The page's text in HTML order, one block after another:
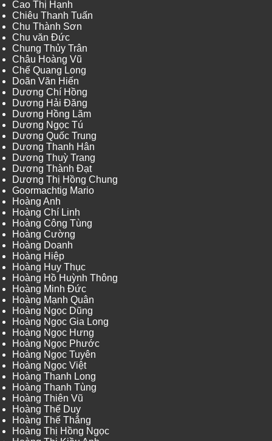
Cao Thị Hạnh
Chiêu Thanh Tuấn
Chu Thành Sơn
Chu văn Đức
Chung Thủy Trân
Châu Hoàng Vũ
Chế Quang Long
Doãn Văn Hiến
Dương Chí Hồng
Dương Hải Đăng
Dương Hồng Lãm
Dương Ngọc Tú
Dương Quốc Trung
Dương Thanh Hân
Dương Thuỳ Trang
Dương Thành Đạt
Dương Thị Hồng Chung
Goormachtig Mario
Hoàng Anh
Hoàng Chí Linh
Hoàng Công Tùng
Hoàng Cường
Hoàng Doanh
Hoàng Hiệp
Hoàng Huy Thục
Hoàng Hồ Huỳnh Thông
Hoàng Minh Đức
Hoàng Mạnh Quân
Hoàng Ngọc Dũng
Hoàng Ngọc Gia Long
Hoàng Ngọc Hưng
Hoàng Ngọc Phước
Hoàng Ngọc Tuyên
Hoàng Ngọc Việt
Hoàng Thanh Long
Hoàng Thanh Tùng
Hoàng Thiên Vũ
Hoàng Thế Duy
Hoàng Thế Thắng
Hoàng Thị Hồng Ngọc